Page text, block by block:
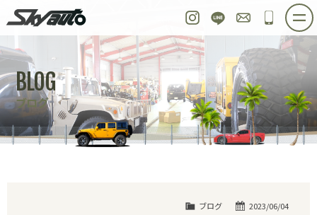
Instagram
LINE お問い合わせ
048-
ホーム 在庫車情報 ご購入プラン
整備作業実例 パーツ販売 買取＆オーダー
店舗紹介 工場紹介 会社概要
スタッフ紹介 求人情報 公式ブログ
BLOG
ブログ
2023/06/04
ブログ